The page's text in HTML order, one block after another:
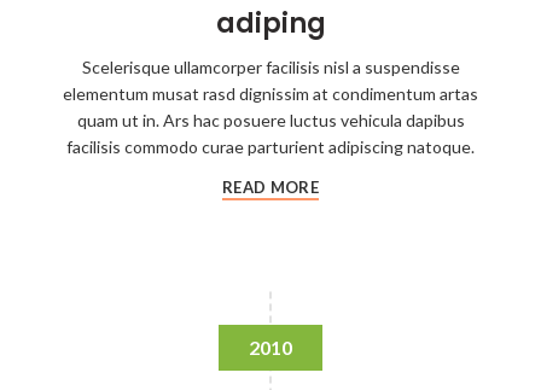
adiping
Scelerisque ullamcorper facilisis nisl a suspendisse
elementum musat rasd dignissim at condimentum artas
quam ut in. Ars hac posuere luctus vehicula dapibus
facilisis commodo curae parturient adipiscing natoque.
READ MORE
2010